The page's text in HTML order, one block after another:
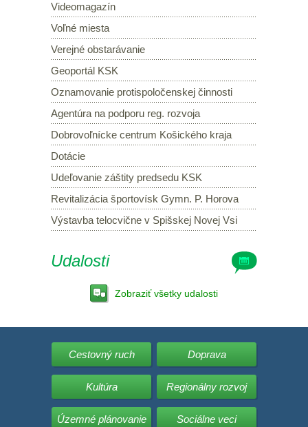
Videomagazín
Voľné miesta
Verejné obstarávanie
Geoportál KSK
Oznamovanie protispoločenskej činnosti
Agentúra na podporu reg. rozvoja
Dobrovoľnícke centrum Košického kraja
Dotácie
Udeľovanie záštity predsedu KSK
Revitalizácia športovísk Gymn. P. Horova
Výstavba telocvične v Spišskej Novej Vsi
Udalosti
Zobraziť všetky udalosti
Cestovný ruch Doprava
Kultúra Regionálny rozvoj
Územné plánovanie Sociálne veci